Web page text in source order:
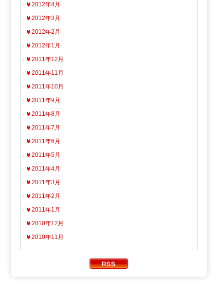
2012年4月
2012年3月
2012年2月
2012年1月
2011年12月
2011年11月
2011年10月
2011年9月
2011年8月
2011年7月
2011年6月
2011年5月
2011年4月
2011年3月
2011年2月
2011年1月
2010年12月
2010年11月